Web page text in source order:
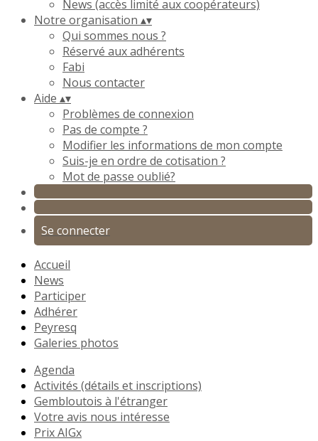
News (accès limité aux coopérateurs)
Notre organisation ▴▾
Qui sommes nous ?
Réservé aux adhérents
Fabi
Nous contacter
Aide ▴▾
Problèmes de connexion
Pas de compte ?
Modifier les informations de mon compte
Suis-je en ordre de cotisation ?
Mot de passe oublié?
Se connecter
Accueil
News
Participer
Adhérer
Peyresq
Galeries photos
Agenda
Activités (détails et inscriptions)
Gembloutois à l'étranger
Votre avis nous intéresse
Prix AIGx